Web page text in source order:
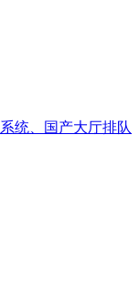
统、国产大厅排队